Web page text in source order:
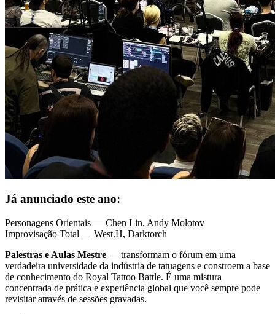
Já anunciado este ano:
Personagens Orientais — Chen Lin, Andy Molotov
Improvisação Total — West.H, Darktorch
Palestras e Aulas Mestre — transformam o fórum em uma
verdadeira universidade da indústria de tatuagens e constroem a base
de conhecimento do Royal Tattoo Battle. É uma mistura
concentrada de prática e experiência global que você sempre pode
revisitar através de sessões gravadas.